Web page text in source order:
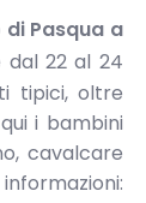
Pasqua a
dal 22 al 24
tipici, oltre
i bambini
cavalcare